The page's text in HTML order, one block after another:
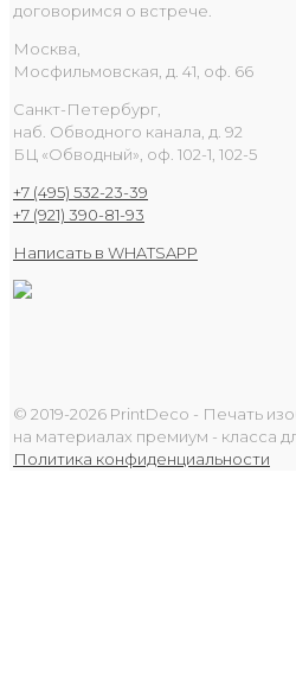
договоримся о встрече.
Москва,
Мосфильмовская, д. 41, оф. 66
Санкт-Петербург,
наб. Обводного канала, д. 92
БЦ «Обводный», оф. 102-1, 102-5
+7 (495) 532-23-39
+7 (921) 390-81-93
Написать в WHATSAPP
© 2019-2026 PrintDeco - Печать
на материалах премиум - класса
Политика конфиденциальности